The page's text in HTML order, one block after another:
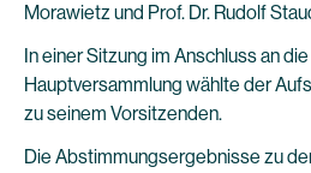
Morawietz und Prof. Dr. Rudolf
In einer Sitzung im Anschluss an
Hauptversammlung wählte der
zu seinem Vorsitzenden.
Die Abstimmungsergebnisse zu